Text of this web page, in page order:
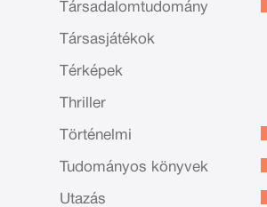
Társadalomtudomány
Társasjátékok
Térképek
Thriller
Történelmi
Tudományos könyvek
Utazás